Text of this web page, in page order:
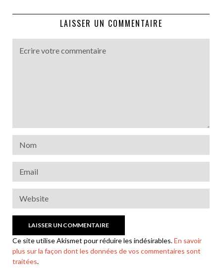
LAISSER UN COMMENTAIRE
Ce site utilise Akismet pour réduire les indésirables.En savoir
plus sur la façon dont les données de vos commentaires sont
traitées.